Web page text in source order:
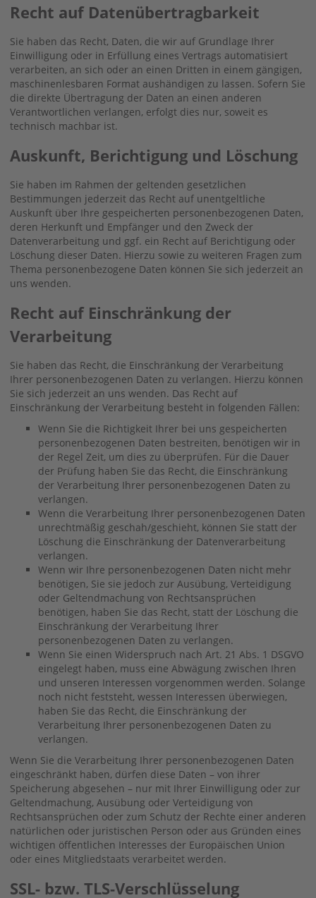
Recht auf Daten­übertrag­barkeit
Sie haben das Recht, Daten, die wir auf Grundlage Ihrer
Einwilligung oder in Erfüllung eines Vertrags automatisiert
verarbeiten, an sich oder an einen Dritten in einem gängigen,
maschinenlesbaren Format aushändigen zu lassen. Sofern Sie
die direkte Übertragung der Daten an einen anderen
Verantwortlichen verlangen, erfolgt dies nur, soweit es
technisch machbar ist.
Auskunft, Berichtigung und Löschung
Sie haben im Rahmen der geltenden gesetzlichen
Bestimmungen jederzeit das Recht auf unentgeltliche
Auskunft über Ihre gespeicherten personenbezogenen Daten,
deren Herkunft und Empfänger und den Zweck der
Datenverarbeitung und ggf. ein Recht auf Berichtigung oder
Löschung dieser Daten. Hierzu sowie zu weiteren Fragen zum
Thema personenbezogene Daten können Sie sich jederzeit an
uns wenden.
Recht auf Einschränkung der
Verarbeitung
Sie haben das Recht, die Einschränkung der Verarbeitung
Ihrer personenbezogenen Daten zu verlangen. Hierzu können
Sie sich jederzeit an uns wenden. Das Recht auf
Einschränkung der Verarbeitung besteht in folgenden Fällen:
Wenn Sie die Richtigkeit Ihrer bei uns gespeicherten
personenbezogenen Daten bestreiten, benötigen wir in
der Regel Zeit, um dies zu überprüfen. Für die Dauer
der Prüfung haben Sie das Recht, die Einschränkung
der Verarbeitung Ihrer personenbezogenen Daten zu
verlangen.
Wenn die Verarbeitung Ihrer personenbezogenen Daten
unrechtmäßig geschah/geschieht, können Sie statt der
Löschung die Einschränkung der Datenverarbeitung
verlangen.
Wenn wir Ihre personenbezogenen Daten nicht mehr
benötigen, Sie sie jedoch zur Ausübung, Verteidigung
oder Geltendmachung von Rechtsansprüchen
benötigen, haben Sie das Recht, statt der Löschung die
Einschränkung der Verarbeitung Ihrer
personenbezogenen Daten zu verlangen.
Wenn Sie einen Widerspruch nach Art. 21 Abs. 1 DSGVO
eingelegt haben, muss eine Abwägung zwischen Ihren
und unseren Interessen vorgenommen werden. Solange
noch nicht feststeht, wessen Interessen überwiegen,
haben Sie das Recht, die Einschränkung der
Verarbeitung Ihrer personenbezogenen Daten zu
verlangen.
Wenn Sie die Verarbeitung Ihrer personenbezogenen Daten
eingeschränkt haben, dürfen diese Daten – von ihrer
Speicherung abgesehen – nur mit Ihrer Einwilligung oder zur
Geltendmachung, Ausübung oder Verteidigung von
Rechtsansprüchen oder zum Schutz der Rechte einer anderen
natürlichen oder juristischen Person oder aus Gründen eines
wichtigen öffentlichen Interesses der Europäischen Union
oder eines Mitgliedstaats verarbeitet werden.
SSL- bzw. TLS-Verschlüsselung